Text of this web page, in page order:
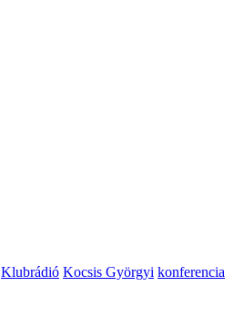
Klubrádió Kocsis Györgyi konferencia